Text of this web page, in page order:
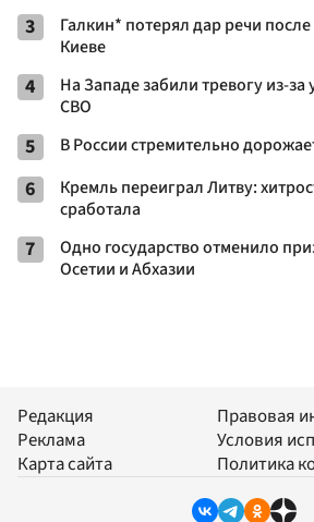
3
Галкин* потерял дар речи
Киеве
4
На Западе забили тревогу из-
СВО
5 В России стремительно
6
Кремль переиграл Литву:
сработала
7
Одно государство отменило
Осетии и Абхазии
Редакция
Реклама
Карта сайта
Правовая
Условия
Политика